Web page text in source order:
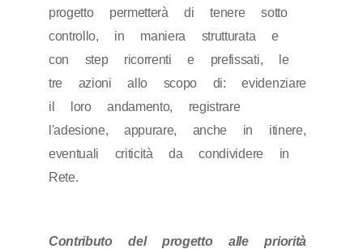
progetto permetterà di tenere sotto
controllo, in maniera strutturata e
con step ricorrenti e prefissati, le
tre azioni allo scopo di: evidenziare
il loro andamento, registrare
l'adesione, appurare, anche in itinere,
eventuali criticità da condividere in
Rete.
Contributo del progetto alle priorità